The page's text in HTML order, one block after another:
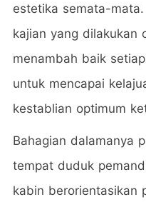
estetika semata-
kajian yang dilakukan
menambah baik
untuk mencapai
kestablian optimum
Bahagian dalamanya
tempat duduk
kabin berorientasikan